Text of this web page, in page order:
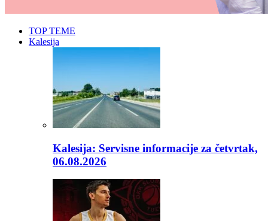
TOP TEME
Kalesija
Kalesija: Servisne informacije za četvrtak,
06.08.2026